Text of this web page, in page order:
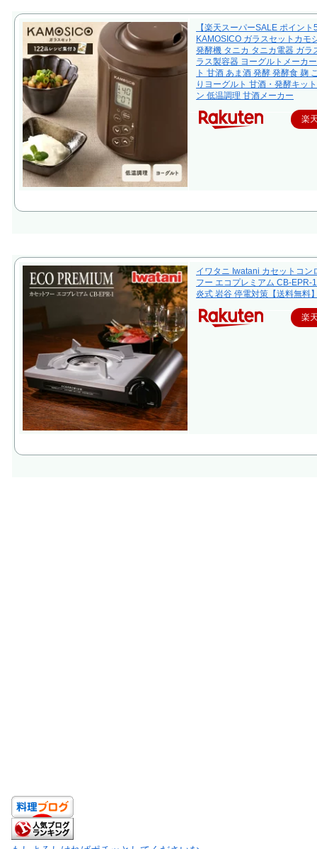
【楽天スーパーSALE ポイント
KAMOSICO ガラスセットカモ
発酵機 タニカ タニカ電器 ガラ
ラス製容器 ヨーグルトメーカ
ト 甘酒 あま酒 発酵 発酵食 麹
りヨーグルト 甘酒・発酵キッ
ン 低温調理 甘酒メーカー
楽
イワタニ Iwatani カセットコン
フー エコプレミアム CB-EPR-
炎式 岩谷 停電対策【送料無料
楽